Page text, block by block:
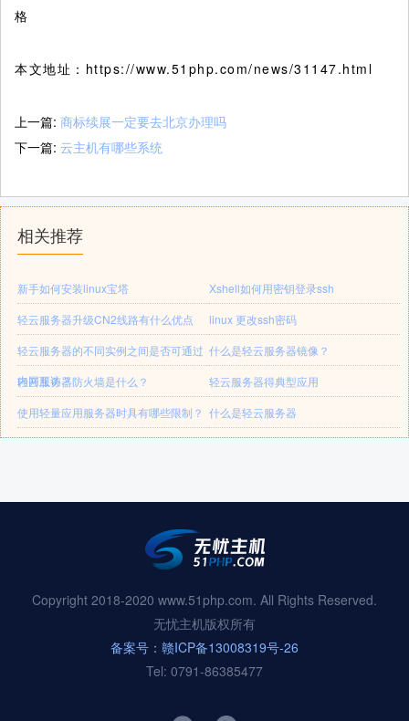
格
本文地址：https://www.51php.com/news/31147.html
上一篇: 商标续展一定要去北京办理吗
下一篇: 云主机有哪些系统
相关推荐
新手如何安装linux宝塔
Xshell如何用密钥登录ssh
轻云服务器升级CN2线路有什么优点
linux 更改ssh密码
轻云服务器的不同实例之间是否可通过
内网互访？
什么是轻云服务器镜像？
轻云服务器防火墙是什么？
轻云服务器得典型应用
使用轻量应用服务器时具有哪些限制？ 什么是轻云服务器
Copyright 2018-2020 www.51php.com. All Rights Reserved.
无忧主机版权所有
备案号：赣ICP备13008319号-26
Tel: 0791-86385477